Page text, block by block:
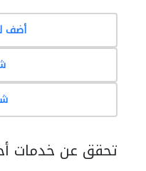
أضف
تحقق عن خدمات